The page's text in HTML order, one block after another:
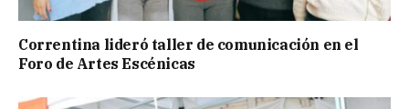
Correntina lideró taller de comunicación en el
Foro de Artes Escénicas